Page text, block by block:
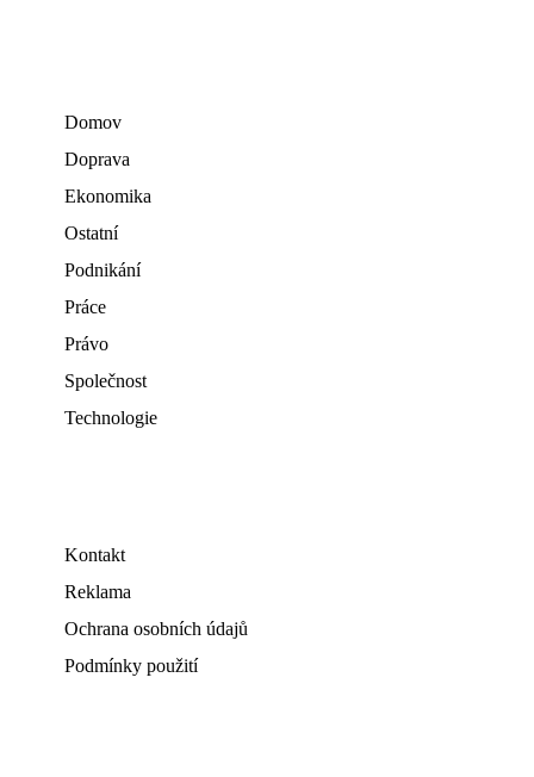
Domov
Doprava
Ekonomika
Ostatní
Podnikání
Práce
Právo
Společnost
Technologie
Kontakt
Reklama
Ochrana osobních údajů
Podmínky použití